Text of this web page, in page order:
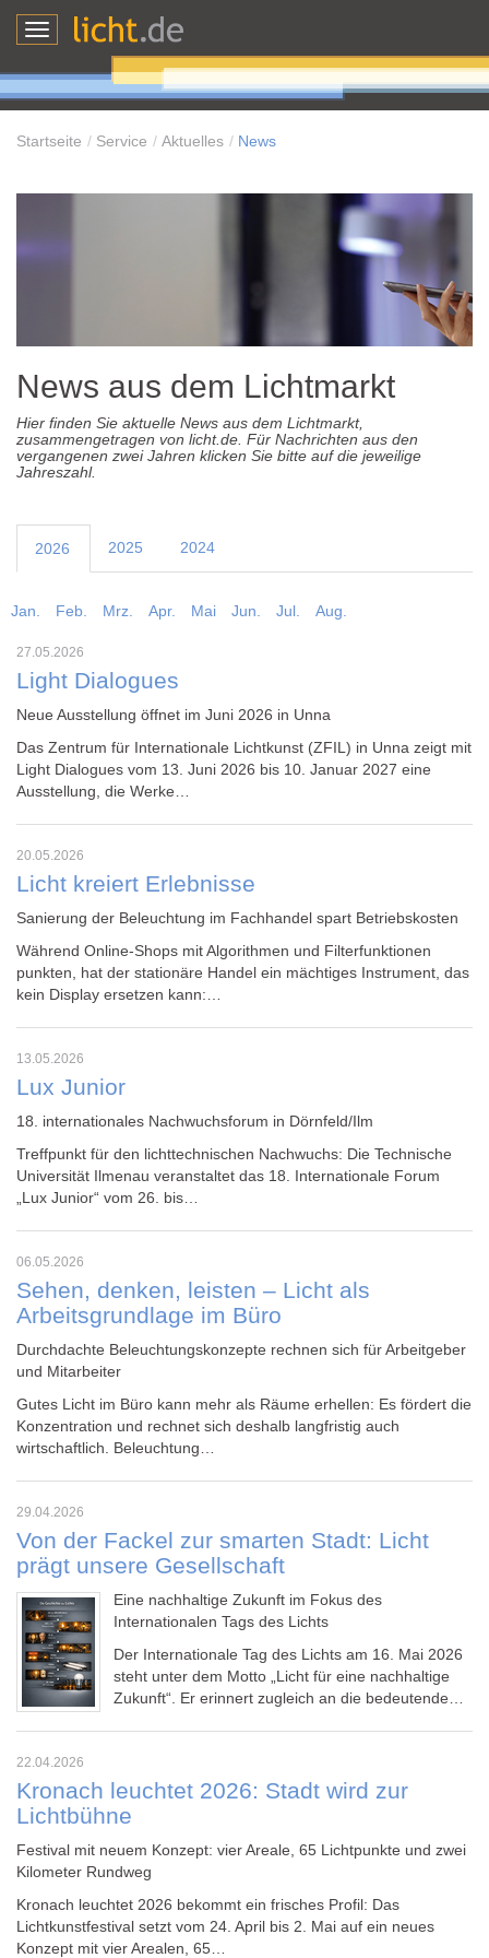
Toggle
Startseite Service Aktuelles News
News aus dem Lichtmarkt
Hier finden Sie aktuelle News aus dem Lichtmarkt,
zusammengetragen von licht.de. Für Nachrichten aus den
vergangenen zwei Jahren klicken Sie bitte auf die jeweilige
Jahreszahl.
2026 2025 2024
Jan. Feb. Mrz. Apr. Mai Jun. Jul. Aug.
27.05.2026
Light Dialogues
Neue Ausstellung öffnet im Juni 2026 in Unna
Das Zentrum für Internationale Lichtkunst (ZFIL) in Unna zeigt mit
Light Dialogues vom 13. Juni 2026 bis 10. Januar 2027 eine
Ausstellung, die Werke…
20.05.2026
Licht kreiert Erlebnisse
Sanierung der Beleuchtung im Fachhandel spart Betriebskosten
Während Online-Shops mit Algorithmen und Filterfunktionen
punkten, hat der stationäre Handel ein mächtiges Instrument, das
kein Display ersetzen kann:…
13.05.2026
Lux Junior
18. internationales Nachwuchsforum in Dörnfeld/Ilm
Treffpunkt für den lichttechnischen Nachwuchs: Die Technische
Universität Ilmenau veranstaltet das 18. Internationale Forum
„Lux Junior“ vom 26. bis…
06.05.2026
Sehen, denken, leisten – Licht als
Arbeitsgrundlage im Büro
Durchdachte Beleuchtungskonzepte rechnen sich für Arbeitgeber
und Mitarbeiter
Gutes Licht im Büro kann mehr als Räume erhellen: Es fördert die
Konzentration und rechnet sich deshalb langfristig auch
wirtschaftlich. Beleuchtung…
29.04.2026
Von der Fackel zur smarten Stadt: Licht
prägt unsere Gesellschaft
Eine nachhaltige Zukunft im Fokus des
Internationalen Tags des Lichts
Der Internationale Tag des Lichts am 16. Mai 2026
steht unter dem Motto „Licht für eine nachhaltige
Zukunft“. Er erinnert zugleich an die bedeutende…
22.04.2026
Kronach leuchtet 2026: Stadt wird zur
Lichtbühne
Festival mit neuem Konzept: vier Areale, 65 Lichtpunkte und zwei
Kilometer Rundweg
Kronach leuchtet 2026 bekommt ein frisches Profil: Das
Lichtkunstfestival setzt vom 24. April bis 2. Mai auf ein neues
Konzept mit vier Arealen, 65…